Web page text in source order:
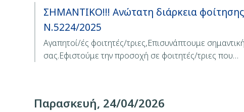
ΣΗΜΑΝΤΙΚΟ!!! Ανώτατη διάρκεια
Ν.5224/2025
Αγαπητοί/ές φοιτητές/τριες,Επισυνάπτουμε
σας.Εφιστούμε την προσοχή σε φοιτητές/τριες που…
Παρασκευή, 24/04/2026